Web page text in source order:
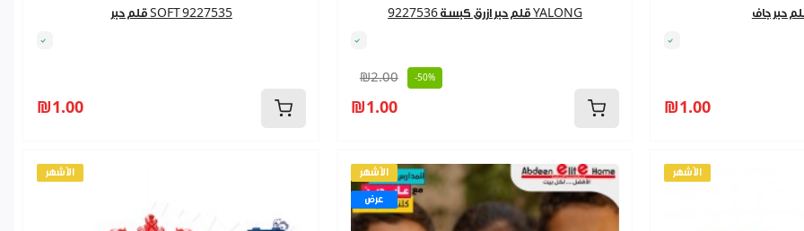
قلم حبر SOFT 9227535
₪1.00
قلم حبر ازرق كبسة 9227536 YALONG
₪2.00 -50%
₪1.00 ₪1.00
الأشهر الأشهر
عرض
الأشهر